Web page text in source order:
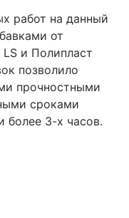
работ на данный
от
и Полипласт
позволило
прочностными
сроками
более 3-х часов.